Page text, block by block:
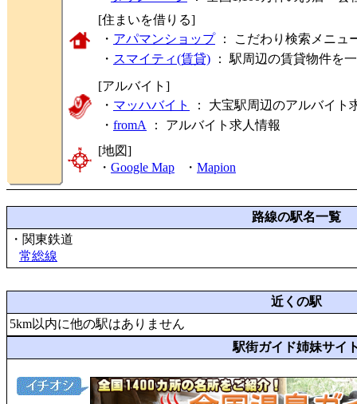
[住まいを借りる]
・ アパマンショップ： こだわり検索メニュ
・ スマイティ(賃貸) ： 駅周辺の賃貸物件を
[アルバイト]
・ マッハバイト
： 大宝駅周辺のアルバイト
・ fromA ： アルバイト求人情報
[地図]
・ Google Map ・ Mapion
路線の駅名一覧
・関東鉄道
常総線
近くの駅
5km以内に他の駅はありません
駅街ガイド姉妹サイ